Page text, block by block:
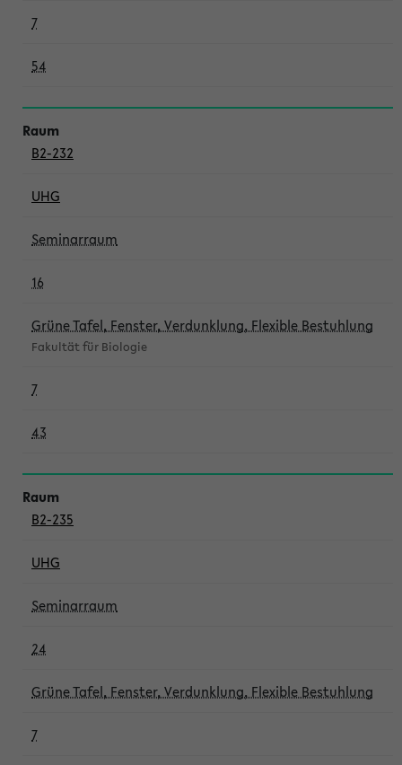
7
54
B2-232
UHG
Seminarraum
16
Grüne Tafel, Fenster, Verdunklung, Flexible Bestuhlung
Fakultät für Biologie
7
43
B2-235
UHG
Seminarraum
24
Grüne Tafel, Fenster, Verdunklung, Flexible Bestuhlung
7